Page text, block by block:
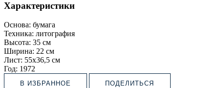
Характеристики
Основа: бумага
Техника: литография
Высота: 35 см
Ширина: 22 см
Лист: 55х36,5 см
Год: 1972
В ИЗБРАННОЕ ПОДЕЛИТЬСЯ